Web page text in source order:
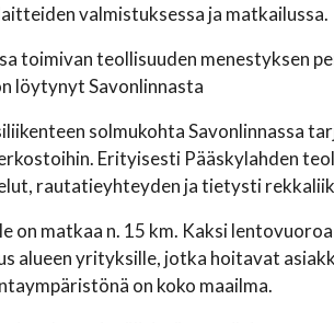
valmistuksessa ja matkailussa.
toimivan teollisuuden menestyksen
löytynyt Savonlinnasta
solmukohta Savonlinnassa
Erityisesti Pääskylahden
rautatieyhteyden ja tietysti
on matkaa n. 15 km. Kaksi
alueen yrityksille, jotka hoitavat
on koko maailma.